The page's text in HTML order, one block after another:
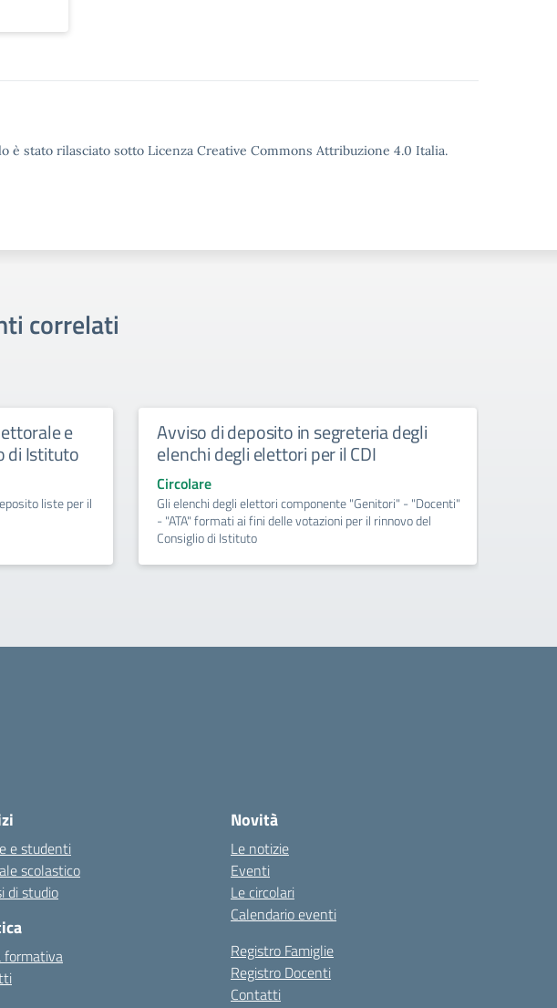
è stato rilasciato sotto Licenza Creative Commons Attribuzione 4.0 Italia.
correlati
e
di Istituto
liste per il
Avviso di deposito in segreteria degli
elenchi degli elettori per il CDI
Circolare
Gli elenchi degli elettori componente "Genitori" - "Docenti"
- "ATA" formati ai fini delle votazioni per il rinnovo del
Consiglio di Istituto
e studenti
scolastico
di studio
formativa
Novità
Le notizie
Eventi
Le circolari
Calendario eventi
Registro Famiglie
Registro Docenti
Contatti